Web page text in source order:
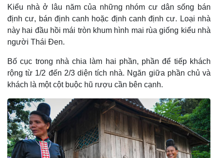
Kiểu nhà ở lâu năm của những nhóm cư dân sống bán
định cư, bán định canh hoặc định canh định cư. Loại nhà
này hai đầu hồi mái tròn khum hình mai rùa giống kiểu nhà
người Thái Ðen.
Bố cục trong nhà chia làm hai phần, phần để tiếp khách
rộng từ 1/2 đến 2/3 diện tích nhà. Ngăn giữa phần chủ và
khách là một cột buộc hũ rượu cần bên cạnh.